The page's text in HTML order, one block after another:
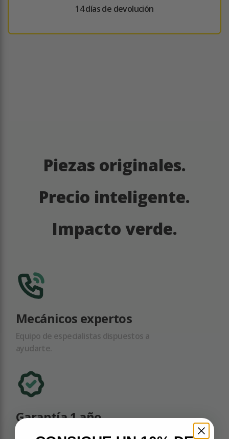
14 días de devolución
Piezas originales.
Precio inteligente.
Impacto verde.
Mecánicos expertos
Equipo de especialistas dispuestos a
ayudarte.
Garantía 1 año
Todas las piezas han sido probadas y